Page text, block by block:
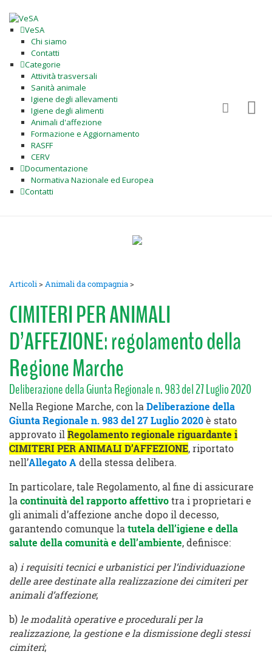
VeSA
Chi siamo
Contatti
Categorie
Attività trasversali
Sanità animale
Igiene degli allevamenti
Igiene degli alimenti
Animali d'affezione
Formazione e Aggiornamento
RASFF
CERV
Documentazione
Normativa Nazionale ed Europea
Contatti
Articoli>Animali da compagnia>
CIMITERI PER ANIMALI
D’AFFEZIONE: regolamento della
Regione Marche
Deliberazione della Giunta Regionale n. 983 del 27 Luglio 2020
Nella Regione Marche, con la Deliberazione della
Giunta Regionale n. 983 del 27 Luglio 2020 è stato
approvato il Regolamento regionale riguardante i
CIMITERI PER ANIMALI D’AFFEZIONE, riportato
nell’Allegato A della stessa delibera.
In particolare, tale Regolamento, al fine di assicurare
la continuità del rapporto affettivo tra i proprietari e
gli animali d’affezione anche dopo il decesso,
garantendo comunque la tutela dell’igiene e della
salute della comunità e dell’ambiente, definisce:
a) i requisiti tecnici e urbanistici per l’individuazione
delle aree destinate alla realizzazione dei cimiteri per
animali d’affezione;
b) le modalità operative e procedurali per la
realizzazione, la gestione e la dismissione degli stessi
cimiteri;